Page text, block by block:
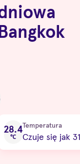
28.4
℃
Temperatura
Czuje się jak